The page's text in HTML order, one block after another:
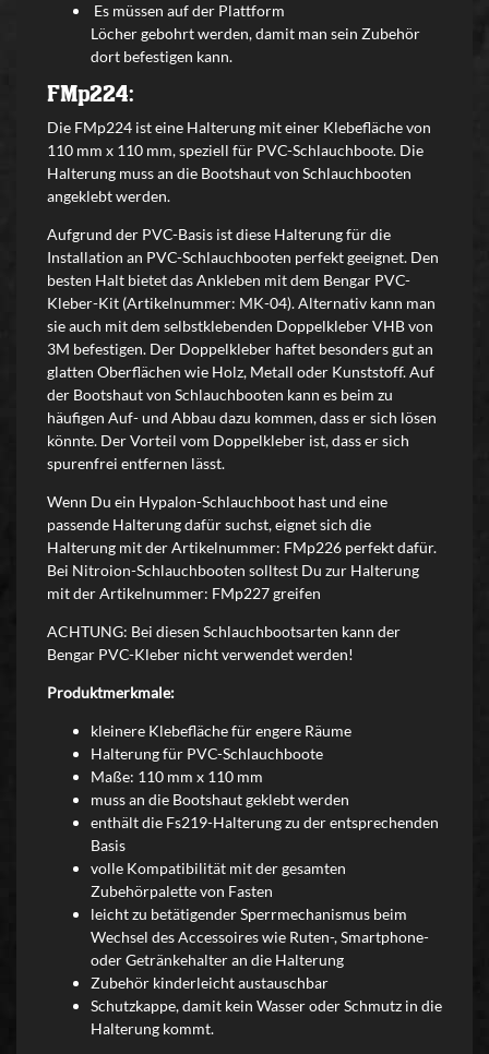
Es müssen auf der Plattform
Löchergebohrtwerden, damit man sein Zubehör
dort befestigen kann.
FMp224:
Die FMp224 ist eine Halterung mit einer Klebefläche von
110 mm x 110 mm, speziell für PVC-Schlauchboote. Die
Halterung muss an die Bootshaut von Schlauchbooten
angeklebt werden.
Aufgrund der PVC-Basis ist diese Halterung für die
Installation an PVC-Schlauchbooten perfekt geeignet. Den
besten Halt bietet das Ankleben mit dem Bengar PVC-
Kleber-Kit (Artikelnummer: MK-04). Alternativ kann man
sie auch mit dem selbstklebenden Doppelkleber VHB von
3M befestigen. Der Doppelkleber haftet besonders gut an
glatten Oberflächen wie Holz, Metall oder Kunststoff. Auf
der Bootshaut von Schlauchbooten kann es beim zu
häufigen Auf- und Abbau dazu kommen, dass er sich lösen
könnte. Der Vorteil vom Doppelkleber ist, dass er sich
spurenfrei entfernen lässt.
Wenn Du ein Hypalon-Schlauchboot hast und eine
passende Halterung dafür suchst, eignet sich die
Halterung mit der Artikelnummer: FMp226 perfekt dafür.
Bei Nitroion-Schlauchbooten solltest Du zur Halterung
mit der Artikelnummer: FMp227 greifen
ACHTUNG: Bei diesen Schlauchbootsarten kann der
Bengar PVC-Kleber nicht verwendet werden!
Produktmerkmale:
kleinere Klebefläche für engere Räume
Halterung für PVC-Schlauchboote
Maße: 110 mm x 110 mm
muss an die Bootshaut geklebt werden
enthält die Fs219-Halterung zu der entsprechenden
Basis
volle Kompatibilität mit der gesamten
Zubehörpalette von Fasten
leicht zu betätigender Sperrmechanismus beim
Wechsel des Accessoires wie Ruten-, Smartphone-
oder Getränkehalter an die Halterung
Zubehör kinderleicht austauschbar
Schutzkappe, damit kein Wasser oder Schmutz in die
Halterung kommt.